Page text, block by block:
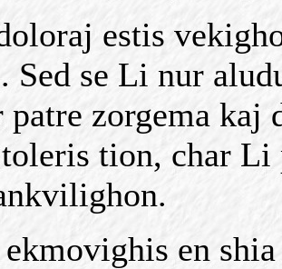
estis
Sed se Li nur
patre zorgema
tion, char
en